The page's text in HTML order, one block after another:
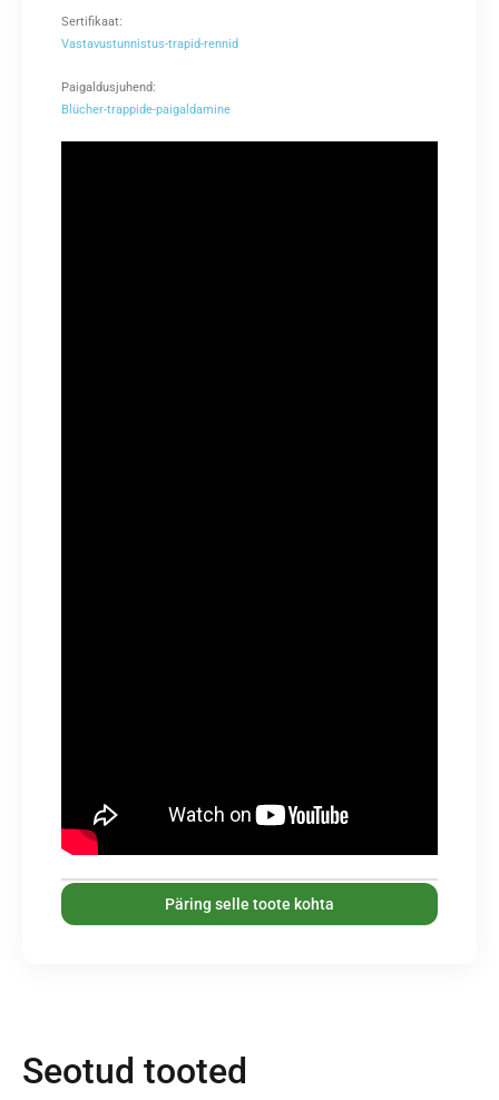
Sertifikaat:
Vastavustunnistus-trapid-rennid
Paigaldusjuhend:
Blücher-trappide-paigaldamine
Päring selle toote kohta
Seotud tooted